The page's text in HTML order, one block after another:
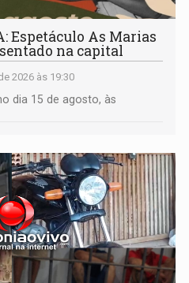
Espetáculo As Marias
na capital
2026 às 19:30
dia 15 de agosto, às